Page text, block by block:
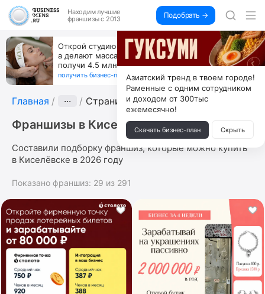
Находим лучшие
франшизы с 2013
Подобрать →
Открой студию, где не колют и не режут,
а делают массаж лица руками и в первый же год
получи 4.5 млн
получить бизнес-план ↓
Главная ··· Страница 10
Франшизы в Киселёвске
Составили подборку франшиз, которые можно купить
в Киселёвске в 2026 году
Показано франшиз: 29 из 291
Азиатский тренд в твоем городе!
Раменные с одним сотрудником
и доходом от 300тыс
ежемесячно!
Скачать бизнес-план Скрыть